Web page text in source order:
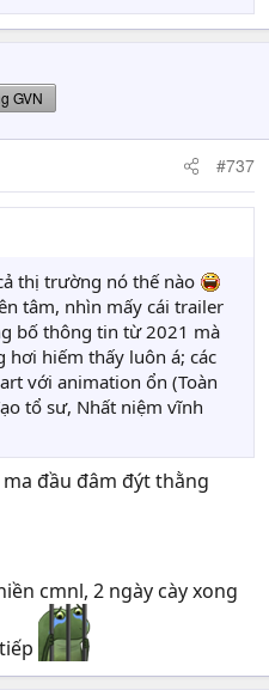
GVN
#737
thị trường nó thế nào
tâm, nhìn mấy cái trailer
bố thông tin từ 2021 mà
hiếm thấy luôn á; các
với animation ổn (Toàn
tổ sư, Nhất niệm vĩnh
đầu đâm đýt thằng
cmnl, 2 ngày cày xong